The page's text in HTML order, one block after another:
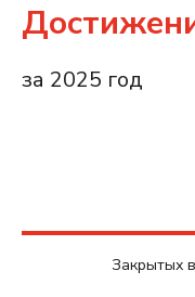
за 2025 год
Закрытых